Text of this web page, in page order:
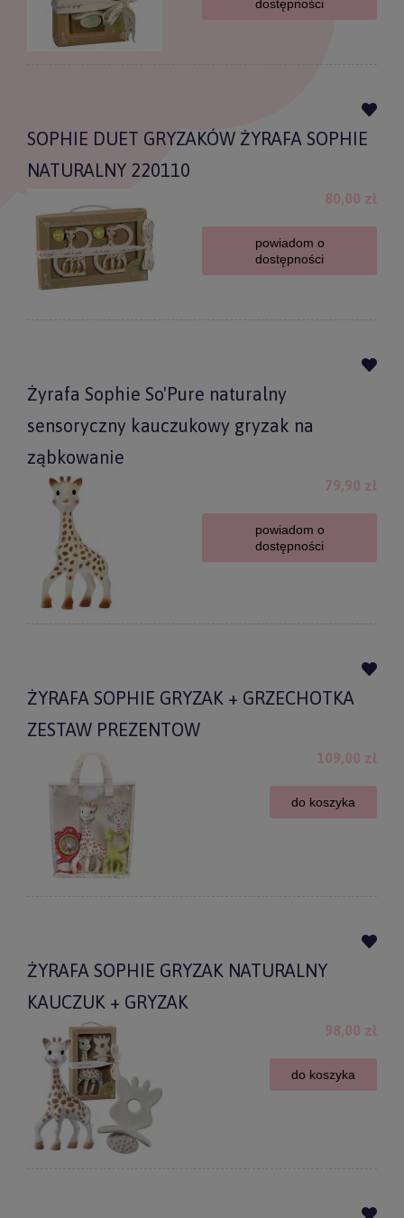
dostępności
SOPHIE DUET GRYZAKÓW ŻYRAFA SOPHIE
NATURALNY 220110
80,00 zł
powiadom o
dostępności
Żyrafa Sophie So'Pure naturalny
sensoryczny kauczukowy gryzak na
ząbkowanie
79,90 zł
powiadom o
dostępności
ŻYRAFA SOPHIE GRYZAK + GRZECHOTKA
ZESTAW PREZENTOW
109,00 zł
do koszyka
ŻYRAFA SOPHIE GRYZAK NATURALNY
KAUCZUK + GRYZAK
98,00 zł
do koszyka